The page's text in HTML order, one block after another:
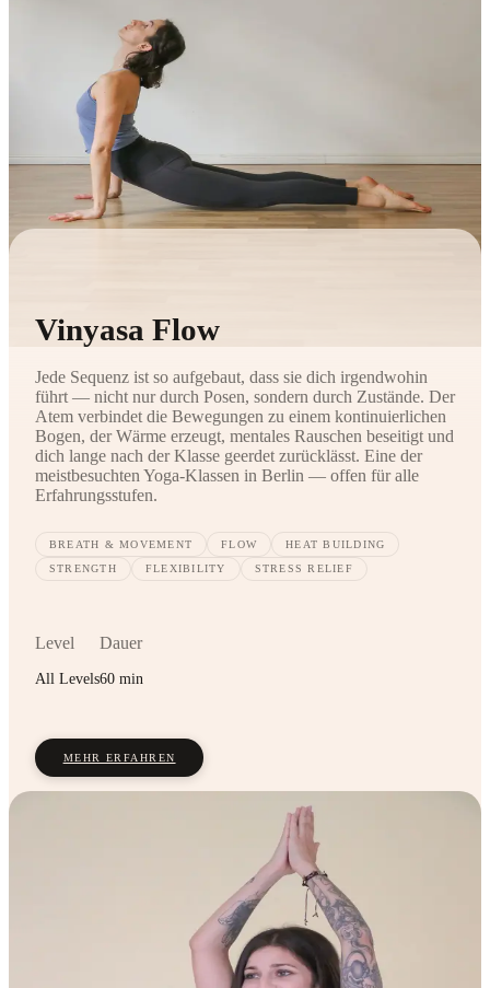
Vinyasa Flow
Jede Sequenz ist so aufgebaut, dass sie dich irgendwohin
führt — nicht nur durch Posen, sondern durch Zustände. Der
Atem verbindet die Bewegungen zu einem kontinuierlichen
Bogen, der Wärme erzeugt, mentales Rauschen beseitigt und
dich lange nach der Klasse geerdet zurücklässt. Eine der
meistbesuchten Yoga-Klassen in Berlin — offen für alle
Erfahrungsstufen.
BREATH & MOVEMENT FLOW HEAT BUILDING
STRENGTH FLEXIBILITY STRESS RELIEF
Level
All Levels
Dauer
60 min
MEHR ERFAHREN